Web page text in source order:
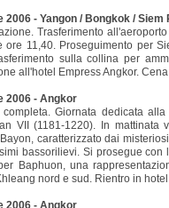
2006 - Yangon / Bongkok / Siem
Trasferimento
ore 11,40. Proseguimento per
sulla collina per
all'hotel Empress Angkor.
2006 - Angkor
completa. Giornata dedicata
VII (1181-1220). In
caratterizzato dai
bassorilievi. Si prosegue
Baphuon, una
nord e sud. Rientro in